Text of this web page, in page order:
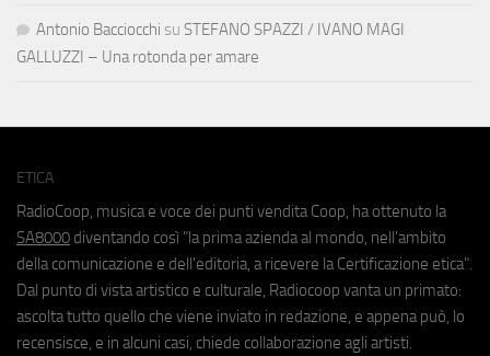
Antonio Bacciocchi su STEFANO SPAZZI / IVANO MAGI
GALLUZZI – Una rotonda per amare
ETICA
RadioCoop, musica e voce dei punti vendita Coop, ha ottenuto la
SA8000 diventando così "la prima azienda al mondo, nell'ambito
della comunicazione e dell'editoria, a ricevere la Certificazione etica".
Dal punto di vista artistico e culturale, Radiocoop vanta un primato:
ascolta tutto quello che viene inviato in redazione, e appena può, lo
recensisce, e in alcuni casi, chiede collaborazione agli artisti.